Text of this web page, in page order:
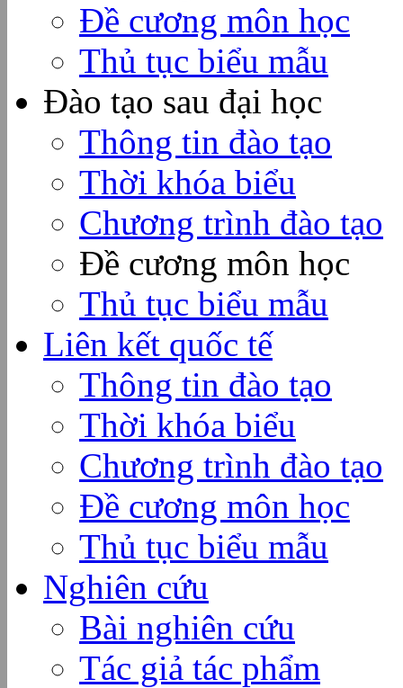
Đề cương môn học
Thủ tục biểu mẫu
Đào tạo sau đại học
Thông tin đào tạo
Thời khóa biểu
Chương trình đào tạo
Đề cương môn học
Thủ tục biểu mẫu
Liên kết quốc tế
Thông tin đào tạo
Thời khóa biểu
Chương trình đào tạo
Đề cương môn học
Thủ tục biểu mẫu
Nghiên cứu
Bài nghiên cứu
Tác giả tác phẩm